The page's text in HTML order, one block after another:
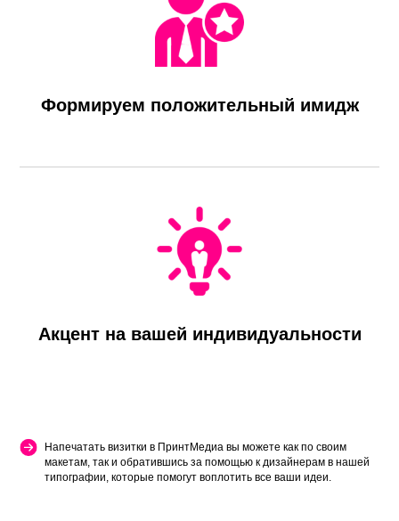
Формируем положительный имидж
Акцент на вашей индивидуальности
Напечатать визитки в ПринтМедиа вы можете как по своим
макетам, так и обратившись за помощью к дизайнерам в нашей
типографии, которые помогут воплотить все ваши идеи.